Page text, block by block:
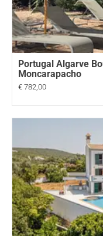
Portugal Algarve
Moncarapacho
€ 782,00